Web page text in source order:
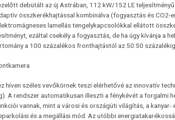
debütált az új Astrában, 112 kW/152 LE
összkerékhajtással kombinálva (fogyasztás és CO2-
lamellás tengelykapcsolókkal ellátott
ezáltal csekély a fogyasztás, de ha úgy kívánja a
a 100 százalékos fronthajtástól az 50:50
széles vevőkörnek teszi elérhetővé az innovatív
A rendszer automatikusan illeszti a fénykévét a forgalmi
vannak, mint a városi és országúti világítás, a
és a megállási mód. Az utóbbi